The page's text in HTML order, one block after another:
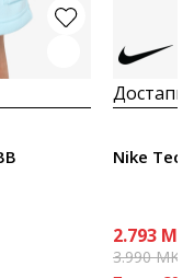
Nike
2.793
3.990MKD